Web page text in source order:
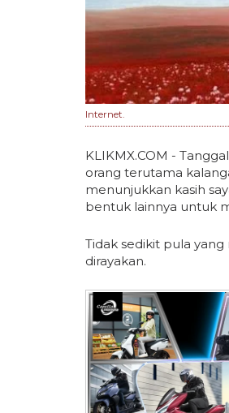
Internet.
KLIKMX.COM -
orang terutama
menunjukkan kasih
bentuk lainnya untuk
Tidak sedikit pula
dirayakan.